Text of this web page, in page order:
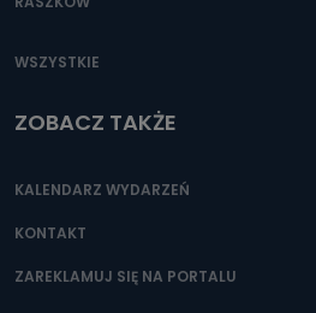
WSZYSTKIE
ZOBACZ TAKŻE
KALENDARZ WYDARZEŃ
KONTAKT
ZAREKLAMUJ SIĘ NA PORTALU